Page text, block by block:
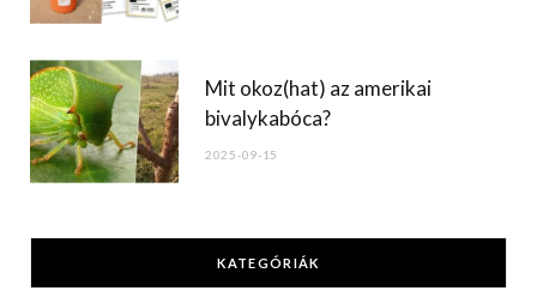
Mit okoz(hat) az amerikai
bivalykabóca?
2025-09-15
KATEGÓRIÁK